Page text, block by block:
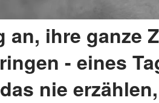
an, ihre ganze
- eines
nie